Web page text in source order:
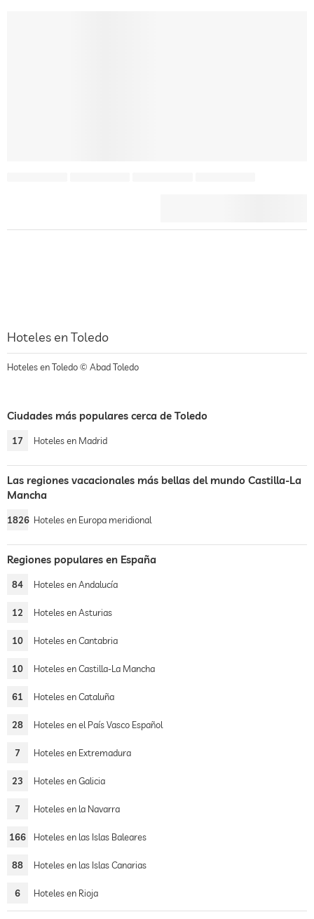
Hoteles en Toledo
Hoteles en Toledo © Abad Toledo
Ciudades más populares cerca de Toledo
17 Hoteles en Madrid
Las regiones vacacionales más bellas del mundo Castilla-La
Mancha
1826 Hoteles en Europa meridional
Regiones populares en España
84 Hoteles en Andalucía
12 Hoteles en Asturias
10 Hoteles en Cantabria
10 Hoteles en Castilla-La Mancha
61 Hoteles en Cataluña
28 Hoteles en el País Vasco Español
7 Hoteles en Extremadura
23 Hoteles en Galicia
7 Hoteles en la Navarra
166 Hoteles en las Islas Baleares
88 Hoteles en las Islas Canarias
6 Hoteles en Rioja